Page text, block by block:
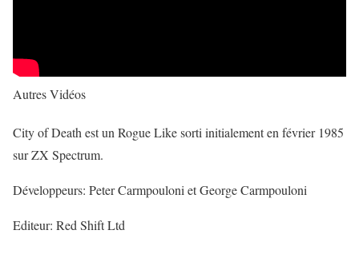
Autres Vidéos
City of Death est un Rogue Like sorti initialement en février 1985
sur ZX Spectrum.
Développeurs: Peter Carmpouloni et George Carmpouloni
Editeur: Red Shift Ltd